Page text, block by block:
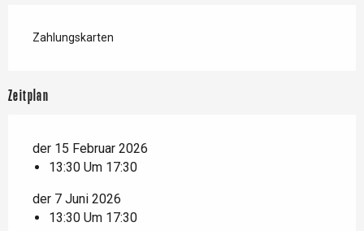
Zahlungskarten
Zeitplan
der 15 Februar 2026
13:30 Um 17:30
der 7 Juni 2026
13:30 Um 17:30